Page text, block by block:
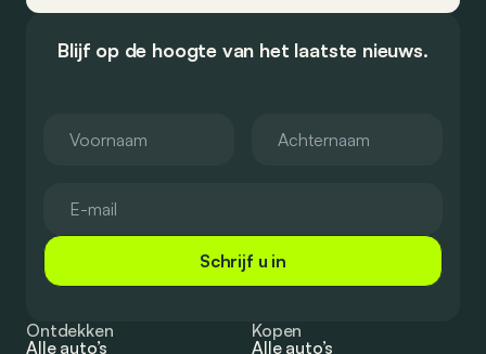
Blijf op de hoogte van het laatste nieuws.
Schrijf u in
Ontdekken
Alle auto’s
Kopen
Alle auto’s